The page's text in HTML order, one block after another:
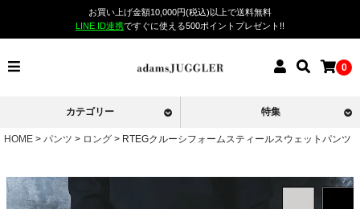
お買い上げ金額10,000円(税込)以上で送料無料
LINE ID連携ですぐに使える500ポイントプレゼント!!
0
カテゴリー 特集
HOME パンツ ロング RTEGクルーシフォームスティールスウェットパンツ